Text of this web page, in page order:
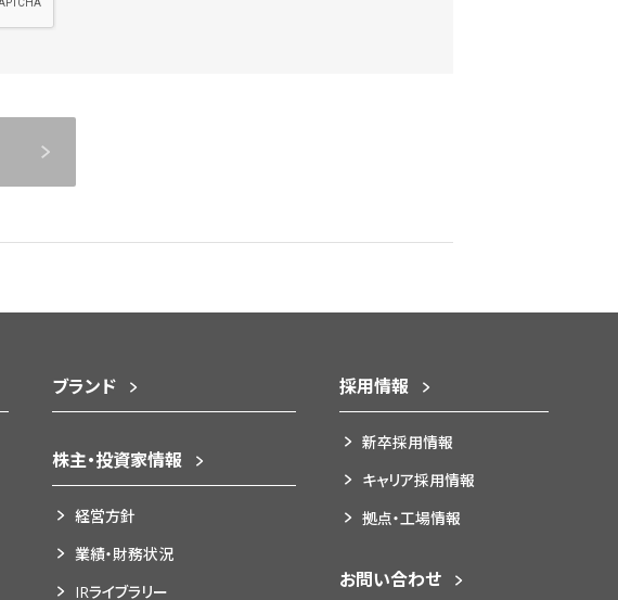
ブランド
株主・投資家情報
経営方針
業績・財務状況
IRライブラリー
採用情報
新卒採用情報
キャリア採用情報
拠点・工場情報
お問い合わせ